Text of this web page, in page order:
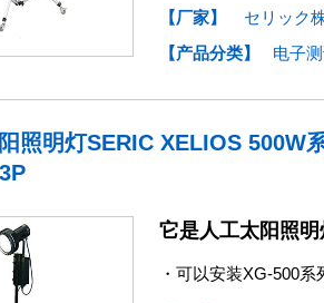
【厂家】
セリック
【产品分类】
电子
照明灯SERIC XELIOS 500W
它是人工太阳照
・可以安装XG-500